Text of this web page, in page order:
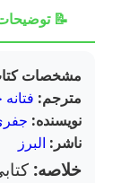
📝
مشخصات
مترجم:
نویسنده:
ناشر: البرز
خلاصه: